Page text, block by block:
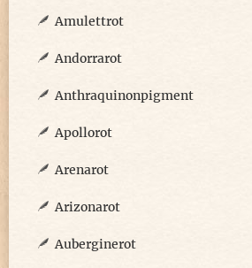
Amulettrot
Andorrarot
Anthraquinonpigment
Apollorot
Arenarot
Arizonarot
Auberginerot